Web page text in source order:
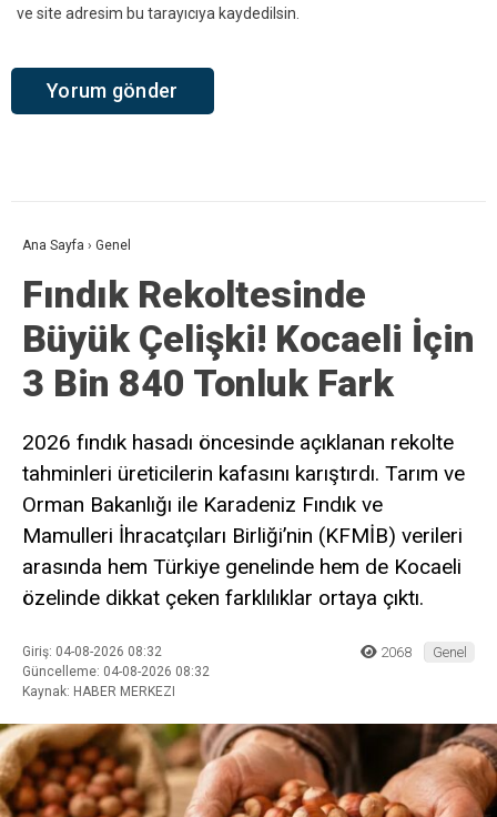
ve site adresim bu tarayıcıya kaydedilsin.
Ana Sayfa › Genel
Fındık Rekoltesinde
Büyük Çelişki! Kocaeli İçin
3 Bin 840 Tonluk Fark
2026 fındık hasadı öncesinde açıklanan rekolte
tahminleri üreticilerin kafasını karıştırdı. Tarım ve
Orman Bakanlığı ile Karadeniz Fındık ve
Mamulleri İhracatçıları Birliği’nin (KFMİB) verileri
arasında hem Türkiye genelinde hem de Kocaeli
özelinde dikkat çeken farklılıklar ortaya çıktı.
Giriş: 04-08-2026 08:32
Güncelleme: 04-08-2026 08:32
Kaynak: HABER MERKEZI
2068 Genel